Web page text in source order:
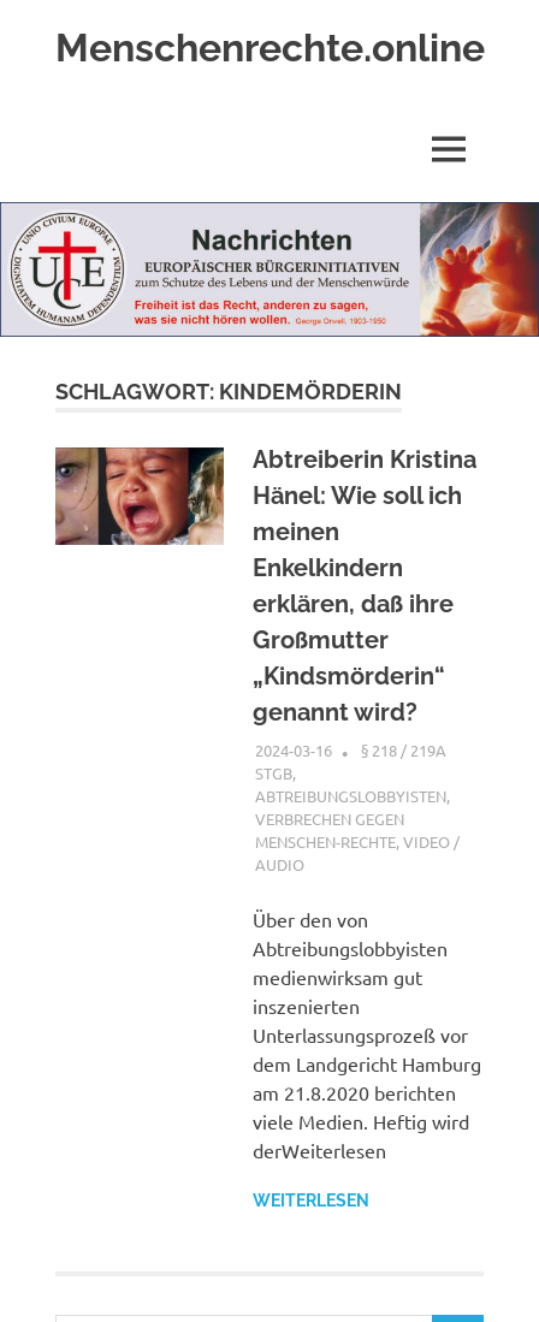
Menschenrechte.online
Geborene
wie
für
Ungeborene
MENÜ
SCHLAGWORT: KINDEMÖRDERIN
Abtreiberin Kristina
Hänel: Wie soll ich
meinen
Enkelkindern
erklären, daß ihre
Großmutter
„Kindsmörderin“
genannt wird?
2024-03-16 XX
§ 218 / 219A
STGB,
ABTREIBUNGSLOBBYISTEN,
VERBRECHEN GEGEN
MENSCHEN-RECHTE,VIDEO /
AUDIO
Über den von
Abtreibungslobbyisten
medienwirksam gut
inszenierten
Unterlassungsprozeß vor
dem Landgericht Hamburg
am 21.8.2020 berichten
viele Medien. Heftig wird
derWeiterlesen
WEITERLESEN